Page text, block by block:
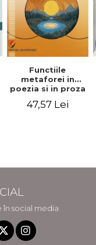
Functiile
metaforei in
poezia si in proza
Petrescu.
47,57 Lei
social media